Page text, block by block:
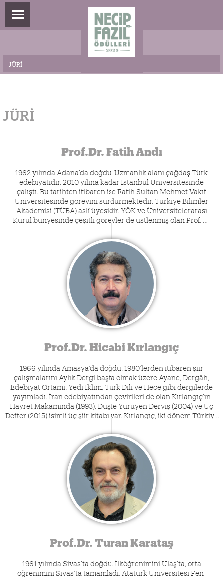
JÜRI
JÜRI
Prof.Dr. Fatih Andı
1962 yılında Adana’da doğdu. Uzmanlık alanı çağdaş Türk
edebiyatıdır. 2010 yılına kadar İstanbul Üniversitesinde
çalıştı. Bu tarihten itibaren ise Fatih Sultan Mehmet Vakıf
Üniversitesinde görevini sürdürmektedir. Türkiye Bilimler
Akademisi (TÜBA) aslî üyesidir. YÖK ve Üniversitelerarası
Kurul bünyesinde çeşitli görevler de üstlenmiş olan Prof. M.
uluslararası dergilerde yayımlanan akademik makaleleri
dışında edebiyat tarihi, eleştiri, deneme ve biyografi
alanlarında, bazıları ödül de almış çok sayıda kitabı
bulunmaktadır. Konferanslar ve televizyon programlarıyla
da geniş bir izleyici kesimine ulaşan Prof. Dr. Andı, halen
Fatih Sultan Mehmet Vakıf Üniversitesi Rektörlüğü görevini
sürdürmektedir.
Prof.Dr. Hicabi Kırlangıç
1966 yılında Amasya’da doğdu. 1980’lerden itibaren şiir
çalışmalarını Aylık Dergi başta olmak üzere Ayane, Dergâh,
Edebiyat Ortamı, Yedi İklim, Türk Dili ve Hece gibi dergilerde
yayımladı. İran edebiyatından çevirileri de olan Kırlangıç’ın
Hayret Makamında (1993), Düşte Yürüyen Derviş (2004) ve Üç
Defter (2015) isimli üç şiir kitabı var. Kırlangıç, iki dönem Türkiye
Fars Dili ve Edebiyatı Anabilim Dalı Bölüm Başkanlığını yürüten
Hicabi Kırlangıç, 6 Ekim 2022 tarihli Cumhurbaşkanlığı
Kararnamesiyle Türkiye Cumhuriyeti Tahran Büyükelçisi olarak
atanmıştır.
Prof.Dr. Turan Karataş
1961 yılında Sivas’ta doğdu. İlköğrenimini Ulaş’ta, orta
öğrenimini Sivas’ta tamamladı. Atatürk Üniversitesi Fen-